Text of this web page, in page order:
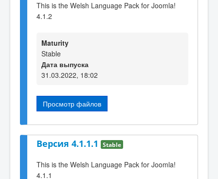
This is the Welsh Language Pack for Joomla!
4.1.2
Maturity
Stable
Дата выпуска
31.03.2022, 18:02
Просмотр файлов
Версия 4.1.1.1 Stable
This is the Welsh Language Pack for Joomla!
4.1.1